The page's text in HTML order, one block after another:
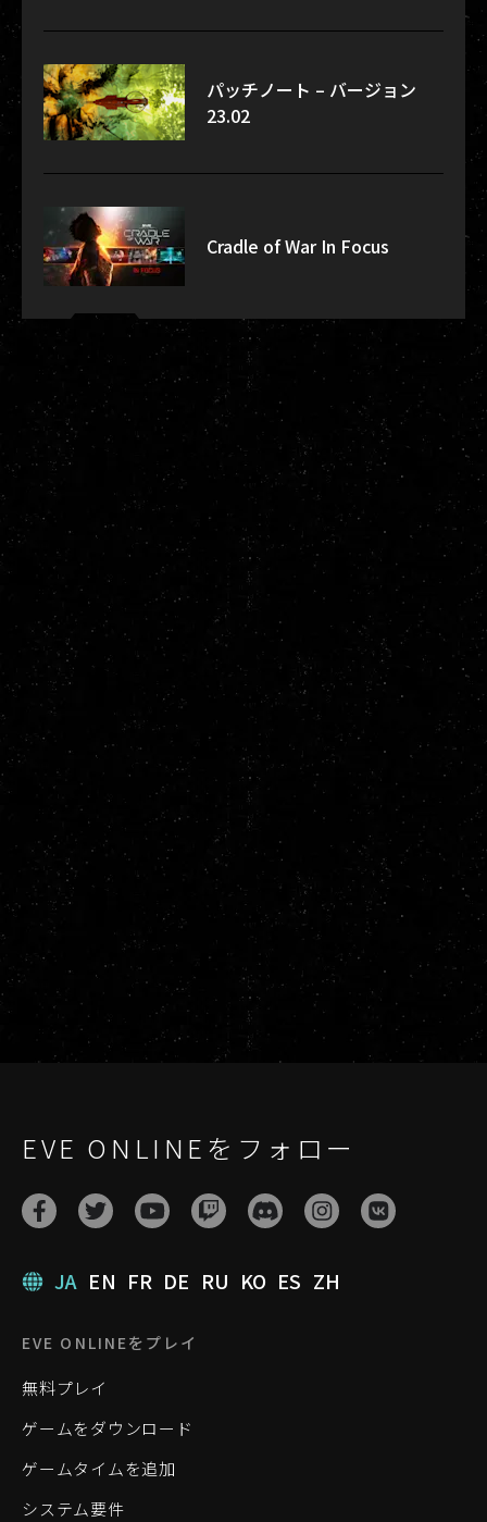
パッチノート – バージョン
23.02
Cradle of War In Focus
EVE ONLINEをフォロー
JA EN FR DE RU KO ES ZH
EVE ONLINEをプレイ
無料プレイ
ゲームをダウンロード
ゲームタイムを追加
システム要件